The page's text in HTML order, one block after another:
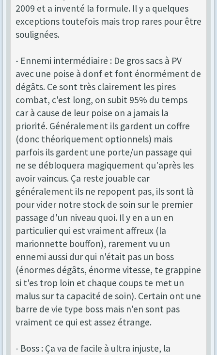
2009 et a inventé la formule. Il y a quelques
exceptions toutefois mais trop rares pour être
soulignées.
- Ennemi intermédiaire : De gros sacs à PV
avec une poise à donf et font énormément de
dégâts. Ce sont très clairement les pires
combat, c'est long, on subit 95% du temps
car à cause de leur poise on a jamais la
priorité. Généralement ils gardent un coffre
(donc théoriquement optionnels) mais
parfois ils gardent une porte/un passage qui
ne se débloquera magiquement qu'après les
avoir vaincus. Ça reste jouable car
généralement ils ne repopent pas, ils sont là
pour vider notre stock de soin sur le premier
passage d'un niveau quoi. Il y en a un en
particulier qui est vraiment affreux (la
marionnette bouffon), rarement vu un
ennemi aussi dur qui n'était pas un boss
(énormes dégâts, énorme vitesse, te grappine
si t'es trop loin et chaque coups te met un
malus sur ta capacité de soin). Certain ont une
barre de vie type boss mais n'en sont pas
vraiment ce qui est assez étrange.
- Boss : Ça va de facile à ultra injuste, la